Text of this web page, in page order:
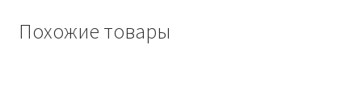
Похожие товары